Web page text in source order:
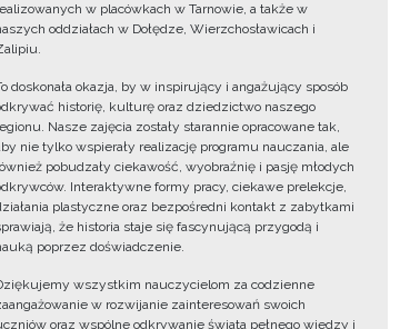
w placówkach w Tarnowie, a także w
oddziałach w Dołędze, Wierzchosławicach i
doskonała okazja, by w inspirujący i angażujący sposób
historię, kulturę oraz dziedzictwo naszego
Nasze zajęcia zostały starannie opracowane tak,
nie tylko wspierały realizację programu nauczania, ale
pobudzały ciekawość, wyobraźnię i pasję młodych
Interaktywne formy pracy, ciekawe prelekcje,
plastyczne oraz bezpośredni kontakt z zabytkami
że historia staje się fascynującą przygodą i
poprzez doświadczenie.
wszystkim nauczycielom za codzienne
w rozwijanie zainteresowań swoich
oraz wspólne odkrywanie świata pełnego wiedzy i